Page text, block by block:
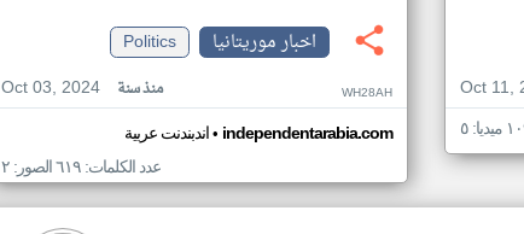
Oct 11,
اخبار موريتانيا
Politics
Oct 03, 2024
منذ سنة WH28AH
اندبندنت عربية• independentarabia.com
عدد الكلمات: ٦١٩ الصور: ٢